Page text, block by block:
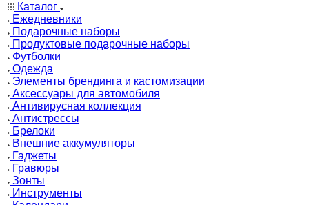
Каталог
Ежедневники
Подарочные наборы
Продуктовые подарочные наборы
Футболки
Одежда
Элементы брендинга и кастомизации
Аксессуары для автомобиля
Антивирусная коллекция
Антистрессы
Брелоки
Внешние аккумуляторы
Гаджеты
Гравюры
Зонты
Инструменты